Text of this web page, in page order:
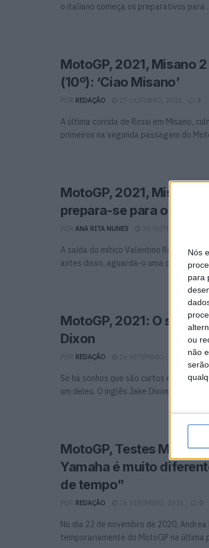
Nós
para
ou
não
o italiano começa os preparativos para
MotoGP, 2021, Misano
(10º): ‘Ciao Misano’
REDAÇÃO 27 OUTUBRO, 2021 3
A última corrida de Rossi em Misano,
primeiros na segunda passagem do
MotoGP, 2021, Misano
prepara-se para o adeus
ANA RITA NUNES 20 OUTUBRO, 2021
A saída do mítico Valentino Rossi do
antes disso, aguarda-o uma despedida
MotoGP, 2021: O sonho
Dixon
REDAÇÃO 26 SETEMBRO, 2021 0
Se há sonhos que são curtos e se
um deles. O inglês Jake Dixon, ...
MotoGP, Testes Misano
Yamaha é muito
de tempo”
REDAÇÃO 26 SETEMBRO, 2021 0
No dia 22 de novembro de 2020,
temporariamente do MotoGP na última